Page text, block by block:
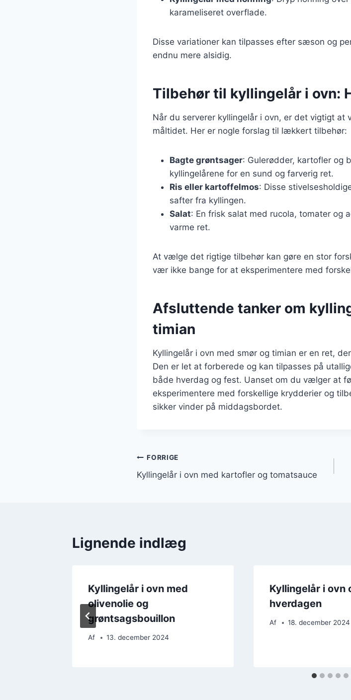
karameliseret overflade.
Disse variationer kan tilpasses efter sæson og
endnu mere alsidig.
Tilbehør til kyllingelår i ovn:
Når du serverer kyllingelår i ovn, er det vigtigt
måltidet. Her er nogle forslag til lækkert tilbehør:
Bagte grøntsager: Gulerødder, kartofler og
kyllingelårene for en sund og farverig ret.
Ris eller kartoffelmos: Disse
safter fra kyllingen.
Salat: En frisk salat med rucola, tomater og
varme ret.
At vælge det rigtige tilbehør kan gøre en stor
vær ikke bange for at eksperimentere med
Afsluttende tanker om
timian
Kyllingelår i ovn med smør og timian er en ret,
Den er let at forberede og kan tilpasses på
både hverdag og fest. Uanset om du vælger at
eksperimentere med forskellige krydderier og
sikker vinder på middagsbordet.
Indlægsnavigation
FORRIGE
Kyllingelår i ovn med kartofler og tomatsauce
Lignende indlæg
Kyllingelår i ovn med
olivenolie og
grøntsagsbouillon
Af 13. december 2024
Kyllingelår i ovn
hverdagen
Af 18. december 2024